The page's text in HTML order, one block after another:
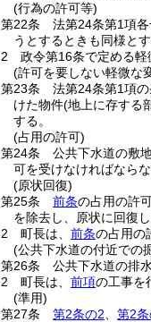
(行為の許可等)
第22条
法第24条第1項
うとするときも同様とす
2
政令第16条で定める軽
(許可を要しない軽微な
第23条
法第24条第1項
けた物件(地上に存する
する。
(占用の許可)
第24条
公共下水道の敷
可を受けなければならな
(原状回復)
第25条
前条の占用の許
を除去し、原状に回復
2
町長は、 前条の占用の
(公共下水道の付近での
第26条
公共下水道の排
2
町長は、 前項の工事を
(準用)
第27条
第2条の2 第2